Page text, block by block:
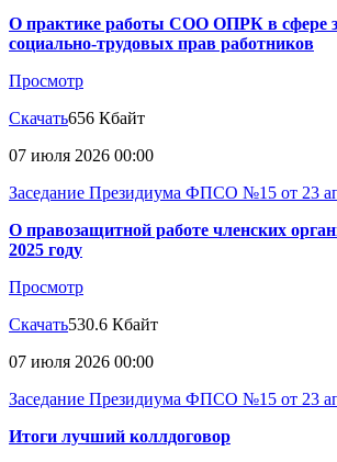
О практике работы СОО ОПРК в сфере
социально-трудовых прав работников
Просмотр
Скачать656 Кбайт
07 июля 2026 00:00
Заседание Президиума ФПСО №15 от 23
О правозащитной работе членских
2025 году
Просмотр
Скачать530.6 Кбайт
07 июля 2026 00:00
Заседание Президиума ФПСО №15 от 23
Итоги лучший коллдоговор